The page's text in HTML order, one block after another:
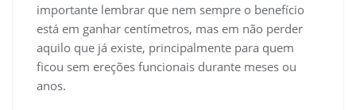
importante lembrar que nem sempre o benefício
está em ganhar centímetros, mas em não perder
aquilo que já existe, principalmente para quem
ficou sem ereções funcionais durante meses ou
anos.